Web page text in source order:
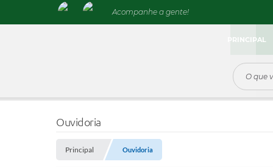
Acompanhe a gente!
PRINCIPAL
Ouvidoria
Principal Ouvidoria